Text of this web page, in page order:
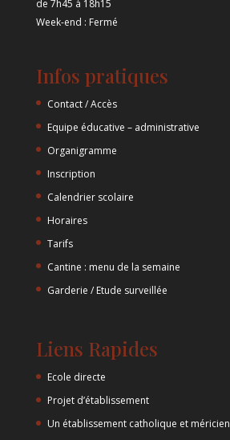
de 7h45 à 18h15
Week-end : Fermé
Infos pratiques
Contact / Accès
Equipe éducative – administrative
Organigramme
Inscription
Calendrier scolaire
Horaires
Tarifs
Cantine : menu de la semaine
Garderie / Etude surveillée
Liens Rapides
Ecole directe
Projet d’établissement
Un établissement catholique et méricien